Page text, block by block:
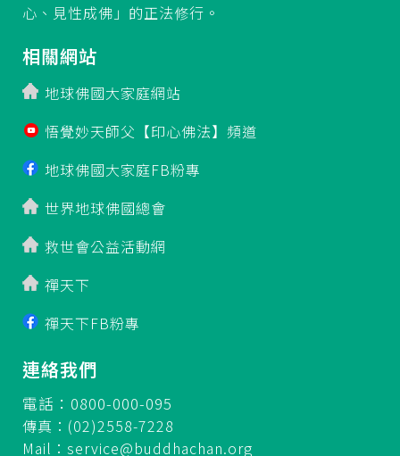
心、見性成佛」的正法修行。
相關網站
地球佛國大家庭網站
悟覺妙天師父【印心佛法】頻道
地球佛國大家庭FB粉專
世界地球佛國總會
救世會公益活動網
禪天下
禪天下FB粉專
連絡我們
電話：0800-000-095
傳真：(02)2558-7228
Mail： service@buddhachan.org